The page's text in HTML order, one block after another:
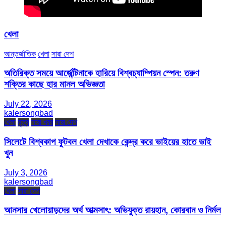
খেলা
আন্তর্জাতিক খেলা সারা দেশ
অতিরিক্ত সময়ে আর্জেন্টিনাকে হারিয়ে বিশ্বচ্যাম্পিয়ন স্পেন: তরুণ
শক্তির কাছে হার মানল অভিজ্ঞতা
July 22, 2026
kalersongbad
খেলা মৃত্যু সারা খবর সারা দেশ
সিলেটে বিশ্বকাপ ফুটবল খেলা দেখাকে কেন্দ্র করে ভাইয়ের হাতে ভাই
খুন
July 3, 2026
kalersongbad
খেলা সারা দেশ
আনসার খেলোয়াড়দের অর্থ আত্মসাৎ: অভিযুক্ত রায়হান, কোরবান ও নির্মল